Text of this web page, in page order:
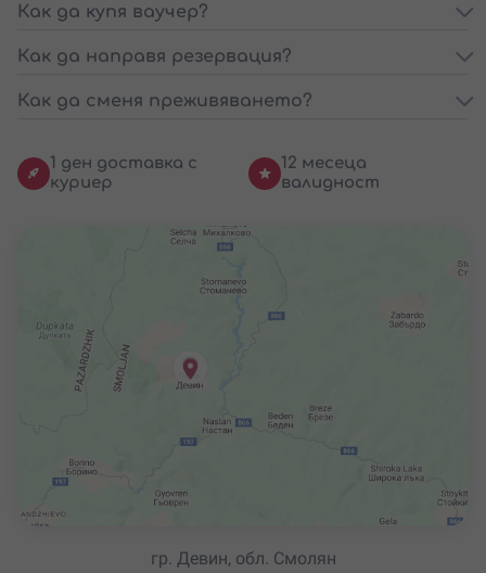
Как да купя ваучер?
Как да направя резервация?
Как да сменя преживяването?
1 ден доставка с
куриер
12 месеца
валидност
гр. Девин, обл. Смолян